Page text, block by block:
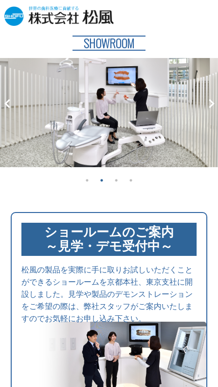
SHOWROOM
ショールームのご案内
～見学・デモ受付中～
松風の製品を実際に手に取りお試しいただくこと
ができるショールームを京都本社、東京支社に開
設しました。見学や製品のデモンストレーション
をご希望の際は、弊社スタッフがご案内いたしま
すのでお気軽にお申し込み下さい。